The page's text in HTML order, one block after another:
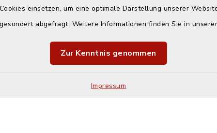
einsetzen, um eine optimale Darstellung unserer
abgefragt. Weitere Informationen finden Sie in
Zur Kenntnis genommen
Impressum
Uhr